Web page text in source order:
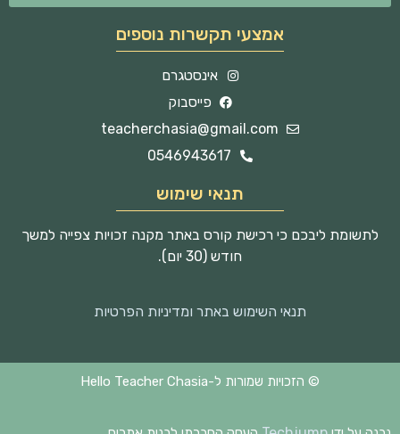
אמצעי תקשרות נוספים
אינסטגרם
פייסבוק
teacherchasia@gmail.com
0546943617
תנאי שימוש
לתשומת ליבכם כי רכישת קורס באתר מקנה זכויות צפייה למשך
חודש (30 יום).
תנאי השימוש באתר ומדיניות הפרטיות
© הזכויות שמורות ל-Hello Teacher Chasia